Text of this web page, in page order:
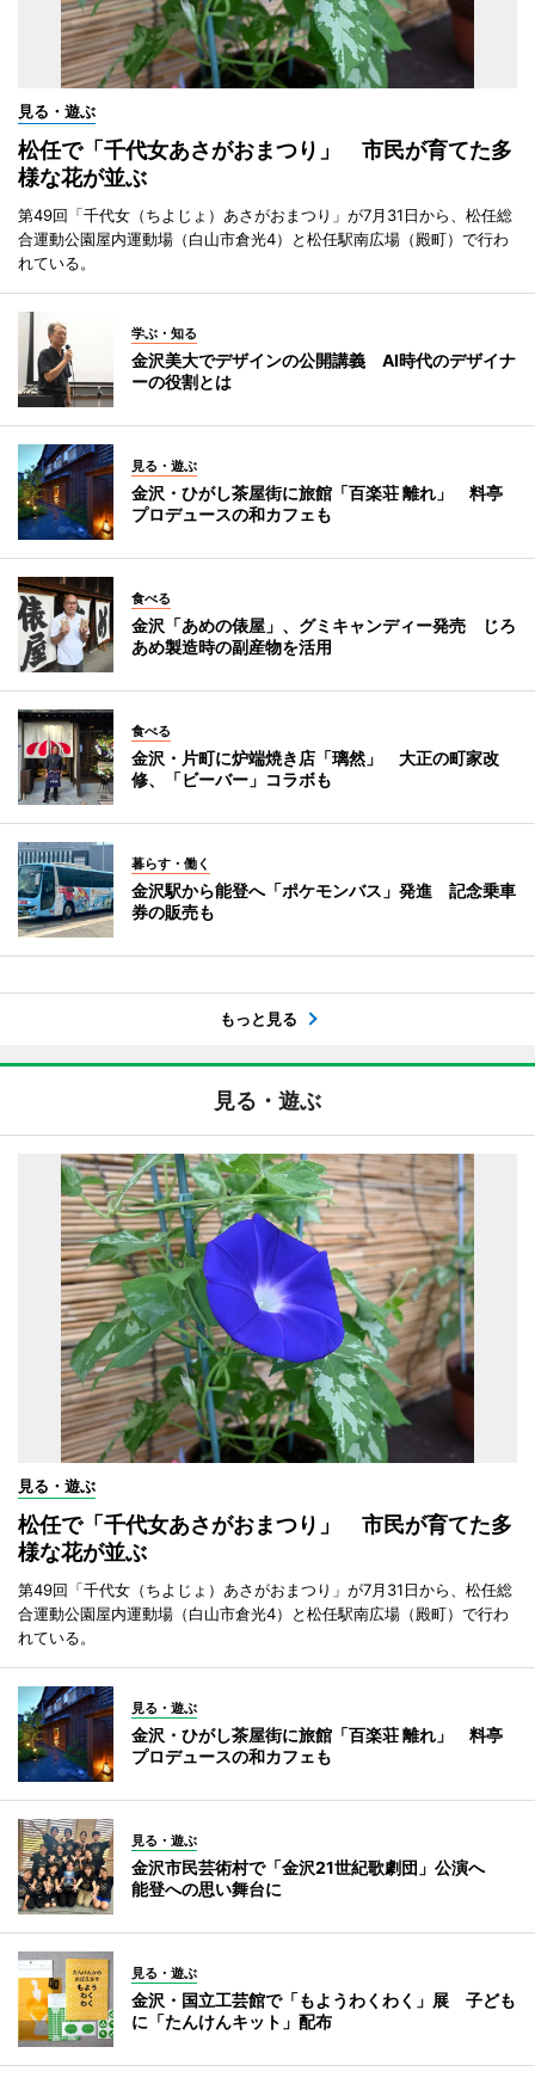
見る・遊ぶ
松任で「千代女あさがおまつり」 市民が育てた多
様な花が並ぶ
第49回「千代女（ちよじょ）あさがおまつり」が7月31日から、松任総
合運動公園屋内運動場（白山市倉光4）と松任駅南広場（殿町）で行わ
れている。
学ぶ・知る
金沢美大でデザインの公開講義 AI時代のデザイナ
ーの役割とは
見る・遊ぶ
金沢・ひがし茶屋街に旅館「百楽荘 離れ」 料亭
プロデュースの和カフェも
食べる
金沢「あめの俵屋」、グミキャンディー発売 じろ
あめ製造時の副産物を活用
食べる
金沢・片町に炉端焼き店「璃然」 大正の町家改
修、「ビーバー」コラボも
暮らす・働く
金沢駅から能登へ「ポケモンバス」発進 記念乗車
券の販売も
もっと見る
見る・遊ぶ
見る・遊ぶ
松任で「千代女あさがおまつり」 市民が育てた多
様な花が並ぶ
第49回「千代女（ちよじょ）あさがおまつり」が7月31日から、松任総
合運動公園屋内運動場（白山市倉光4）と松任駅南広場（殿町）で行わ
れている。
見る・遊ぶ
金沢・ひがし茶屋街に旅館「百楽荘 離れ」 料亭
プロデュースの和カフェも
見る・遊ぶ
金沢市民芸術村で「金沢21世紀歌劇団」公演へ
能登への思い舞台に
見る・遊ぶ
金沢・国立工芸館で「もようわくわく」展 子ども
に「たんけんキット」配布